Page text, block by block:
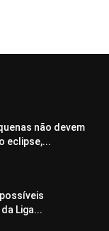
não devem
eclipse,...
Liga...